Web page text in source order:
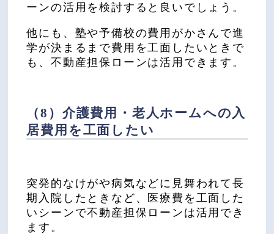
ーンの活用を検討すると良いでしょう。
他にも、塾や予備校の費用がかさんで進
学が決まるまで費用を工面したいときで
も、不動産担保ローンは活用できます。
（8）介護費用・老人ホームへの入
居費用を工面したい
突発的なけがや病気などに見舞われて長
期入院したときなど、医療費を工面した
いシーンで不動産担保ローンは活用でき
ます。